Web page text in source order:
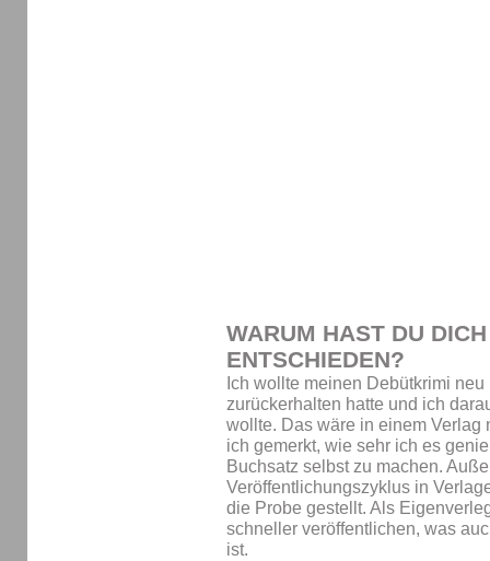
WARUM HAST DU
ENTSCHIEDEN?
Ich wollte meinen Debütkrimi
zurückerhalten hatte und ich
wollte. Das wäre in einem
ich gemerkt, wie sehr ich es
Buchsatz selbst zu machen.
Veröffentlichungszyklus in
die Probe gestellt. Als
schneller veröffentlichen, was
ist.